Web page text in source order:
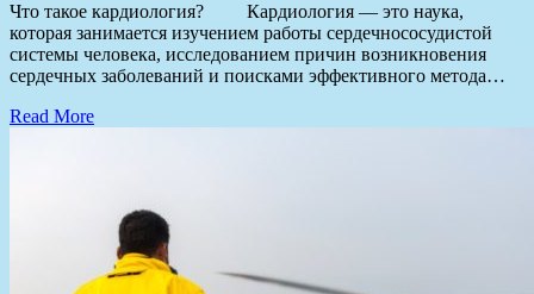
Что такое кардиология? Кардиология — это наука,
которая занимается изучением работы сердечнососудистой
системы человека, исследованием причин возникновения
сердечных заболеваний и поисками эффективного метода…
Read More